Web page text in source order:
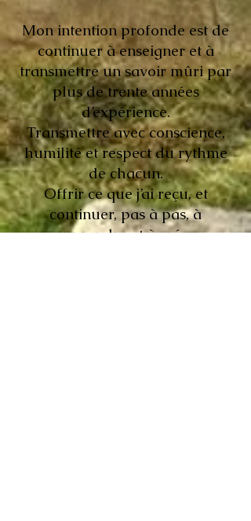
Mon intention profonde est de
continuer à enseigner et à
transmettre un savoir mûri par
plus de trente années
d’expérience.
Transmettre avec conscience,
humilité et respect du rythme
de chacun.
Offrir ce que j’ai reçu, et
continuer, pas à pas, à
apprendre et à créer.